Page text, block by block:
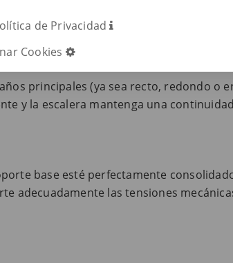
principales (ya sea recto, redondo o
y la escalera mantenga una
base esté perfectamente
adecuadamente las tensiones
de Privacidad
Cookies